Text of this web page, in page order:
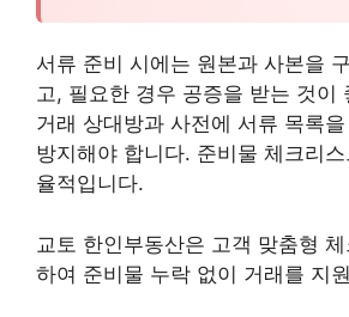
서류 준비 시에는 원본과 사본을
고, 필요한 경우 공증을 받는 것이
거래 상대방과 사전에 서류 목록
방지해야 합니다. 준비물 체크리
율적입니다.
교토 한인부동산은 고객 맞춤형
하여 준비물 누락 없이 거래를 지